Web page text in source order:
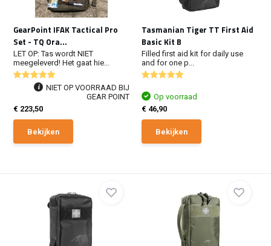
GearPoint IFAK Tactical Pro
Set - TQ Ora...
LET OP: Tas wordt NIET
meegeleverd! Het gaat hie...
NIET OP VOORRAAD BIJ
GEAR POINT
€ 223,50
Bekijken
Tasmanian Tiger TT First Aid
Basic Kit B
Filled first aid kit for daily use
and for one p...
Op voorraad
€ 46,90
Bekijken